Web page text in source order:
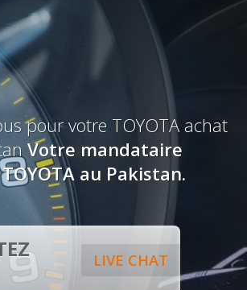
pour votre TOYOTA achat
Votre mandataire
au Pakistan.
LIVE CHAT